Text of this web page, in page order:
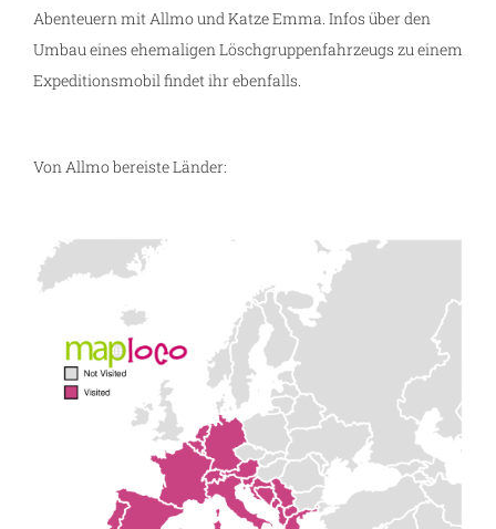
Abenteuern mit Allmo und Katze Emma. Infos über den
Umbau eines ehemaligen Löschgruppenfahrzeugs zu einem
Expeditionsmobil findet ihr ebenfalls.
Von Allmo bereiste Länder: